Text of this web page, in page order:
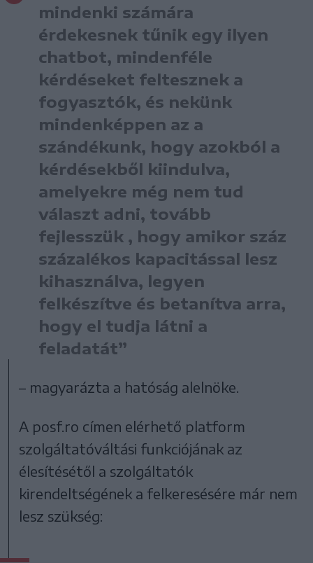
mindenki számára
érdekesnek tűnik egy ilyen
chatbot, mindenféle
kérdéseket feltesznek a
fogyasztók, és nekünk
mindenképpen az a
szándékunk, hogy azokból a
kérdésekből kiindulva,
amelyekre még nem tud
választ adni, tovább
fejlesszük , hogy amikor száz
százalékos kapacitással lesz
kihasználva, legyen
felkészítve és betanítva arra,
hogy el tudja látni a
feladatát”
– magyarázta a hatóság alelnöke.
A posf.ro címen elérhető platform
szolgáltatóváltási funkciójának az
élesítésétől a szolgáltatók
kirendeltségének a felkeresésére már nem
lesz szükség: